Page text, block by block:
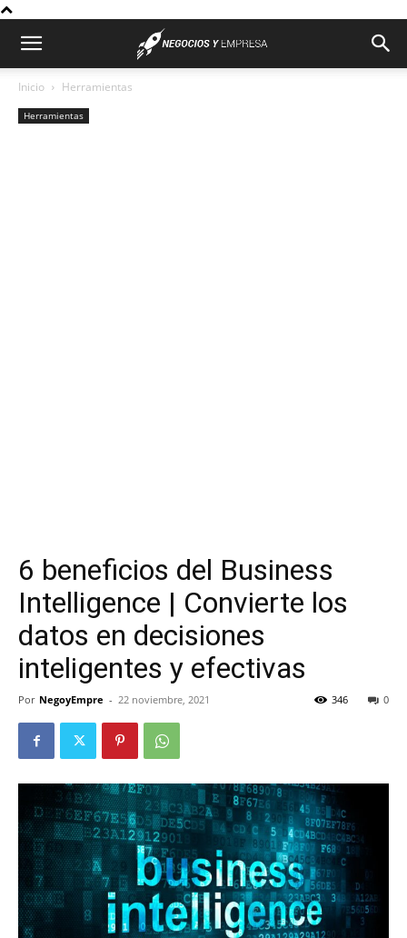
Inicio Herramientas
Herramientas
6 beneficios del Business
Intelligence | Convierte los
datos en decisiones
inteligentes y efectivas
Por NegoyEmpre - 22 noviembre, 2021 0
346